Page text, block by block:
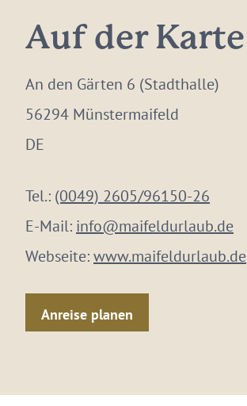
Auf der Karte
An den Gärten 6 (Stadthalle)
56294 Münstermaifeld
DE
Tel.: (0049) 2605/96150-26
E-Mail: info@maifeldurlaub.de
Webseite:www.maifeldurlaub.de
Anreise planen